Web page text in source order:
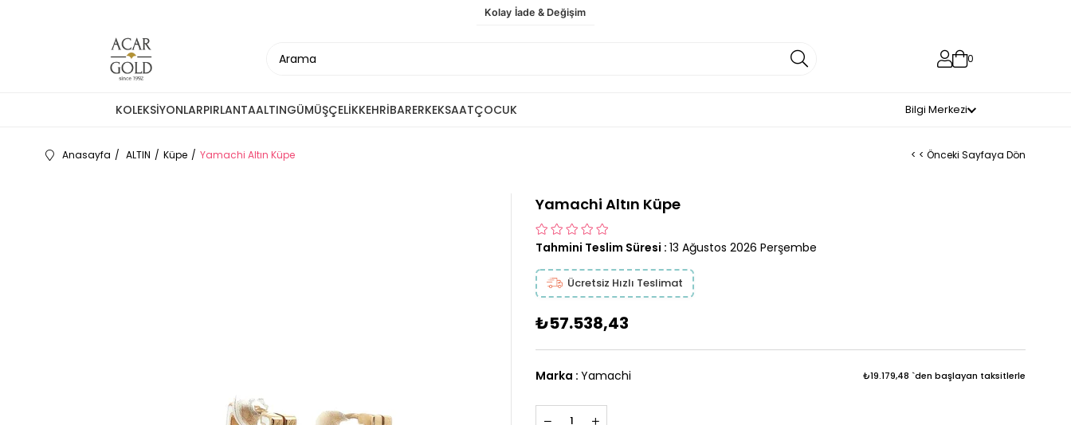
Kolay İade & Değişim
0
KOLEKSİYONLARPIRLANTAALTINGÜMÜŞÇELİKKEHRİBARERKEKSAATÇOCUK Bilgi Merkezi
Anasayfa ALTIN Küpe Yamachi Altın Küpe < < Önceki Sayfaya Dön
Yamachi Altın Küpe
Tahmini Teslim Süresi : 13 Ağustos 2026 Perşembe
Ücretsiz Hızlı Teslimat
₺57.538,43
Marka : Yamachi ₺19.179,48 `den başlayan taksitlerle